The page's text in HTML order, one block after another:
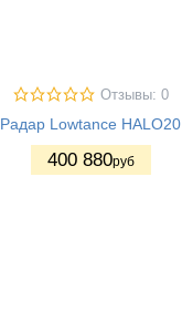
Отзывы: 0
Радар Lowtance HALO20
400 880руб